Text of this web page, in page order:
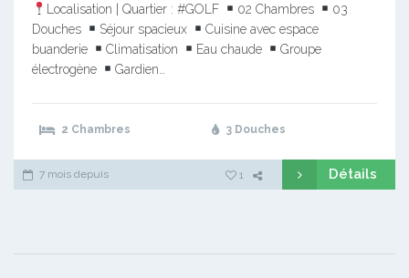
Localisation | Quartier : #GOLF
02 Chambres
03
Douches
Séjour spacieux
Cuisine avec espace
buanderie
Climatisation Eau chaude
Groupe
électrogène
Gardien…
2 Chambres 3 Douches
7 mois depuis 1 Détails